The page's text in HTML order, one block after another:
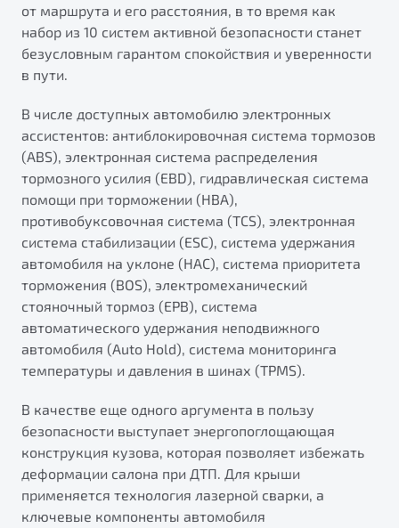
от маршрута и его расстояния, в то время как
набор из 10 систем активной безопасности станет
безусловным гарантом спокойствия и уверенности
в пути.
В числе доступных автомобилю электронных
ассистентов: антиблокировочная система тормозов
(ABS), электронная система распределения
тормозного усилия (EBD), гидравлическая система
помощи при торможении (HBA),
противобуксовочная система (TCS), электронная
система стабилизации (ESC), система удержания
автомобиля на уклоне (HAC), система приоритета
торможения (BOS), электромеханический
стояночный тормоз (EPB), система
автоматического удержания неподвижного
автомобиля (Auto Hold), система мониторинга
температуры и давления в шинах (TPMS).
В качестве еще одного аргумента в пользу
безопасности выступает энергопоглощающая
конструкция кузова, которая позволяет избежать
деформации салона при ДТП. Для крыши
применяется технология лазерной сварки, а
ключевые компоненты автомобиля